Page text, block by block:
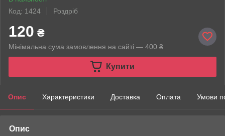
Код: 1424
Роздріб
120 ₴
Мінімальна сума замовлення на сайті — 400 ₴
Купити
Опис Характеристики Доставка Оплата Умови
Опис